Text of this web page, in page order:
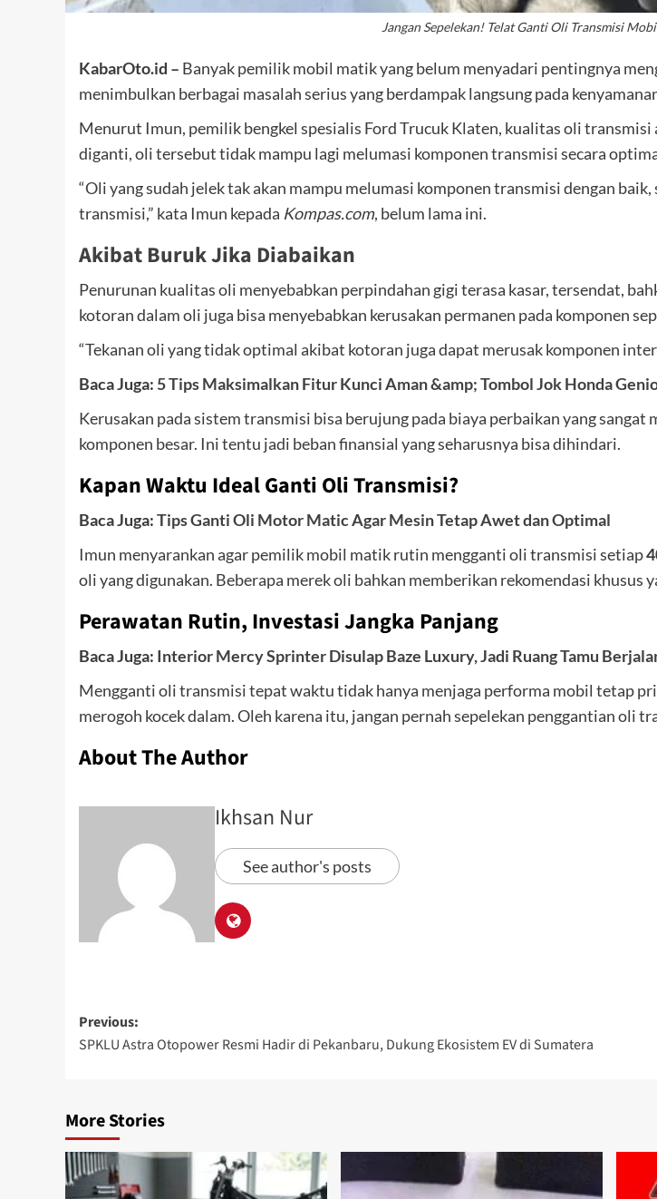
Jangan Sepelekan! Telat Ganti Oli Transmisi
KabarOto.id – Banyak pemilik mobil matik yang belum menyadari pentingnya
menimbulkan berbagai masalah serius yang berdampak langsung pada
Menurut Imun, pemilik bengkel spesialis Ford Trucuk Klaten, kualitas oli
diganti, oli tersebut tidak mampu lagi melumasi komponen transmisi secara
“Oli yang sudah jelek tak akan mampu melumasi komponen transmisi dengan
transmisi,” kata Imun kepada Kompas.com, belum lama ini.
Akibat Buruk Jika Diabaikan
Penurunan kualitas oli menyebabkan perpindahan gigi terasa kasar, tersendat,
kotoran dalam oli juga bisa menyebabkan kerusakan permanen pada komponen
“Tekanan oli yang tidak optimal akibat kotoran juga dapat merusak komponen
Baca Juga: 5 Tips Maksimalkan Fitur Kunci Aman &amp; Tombol Jok Honda
Kerusakan pada sistem transmisi bisa berujung pada biaya perbaikan yang
komponen besar. Ini tentu jadi beban finansial yang seharusnya bisa dihindari.
Kapan Waktu Ideal Ganti Oli Transmisi?
Baca Juga:Tips Ganti Oli Motor Matic Agar Mesin Tetap Awet dan Optimal
Imun menyarankan agar pemilik mobil matik rutin mengganti oli transmisi setiap
oli yang digunakan. Beberapa merek oli bahkan memberikan rekomendasi
Perawatan Rutin, Investasi Jangka Panjang
Baca Juga: Interior Mercy Sprinter Disulap Baze Luxury, Jadi Ruang Tamu
Mengganti oli transmisi tepat waktu tidak hanya menjaga performa mobil tetap
merogoh kocek dalam. Oleh karena itu, jangan pernah sepelekan penggantian oli
About The Author
Ikhsan Nur
See author's posts
Previous:
SPKLU Astra Otopower Resmi Hadir di Pekanbaru, Dukung Ekosistem EV di Sumatera
More Stories